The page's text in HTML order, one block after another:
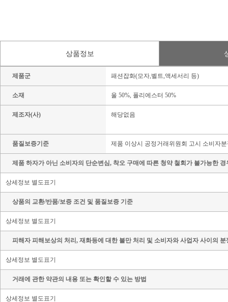
상품정보
제품군 패션잡화(모자,벨트,액세서리 등)
소재 울 50%, 폴리에스터 50%
제조자(사) 해당없음
품질보증기준 제품 이상시 공정거래위원회 고시 소비자
제품 하자가 아닌 소비자의 단순변심, 착오 구매에 따른 청약 철회가 불가능한
상세정보 별도표기
상품의 교환/반품/보증 조건 및 품질보증 기준
상세정보 별도표기
피해자 피해보상의 처리, 재화등에 대한 불만 처리 및 소비자와 사업자 사이의
상세정보 별도표기
거래에 관한 약관의 내용 또는 확인할 수 있는 방법
상세정보 별도표기